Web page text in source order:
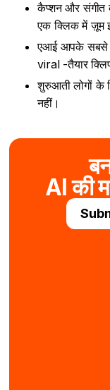
कैप्शन और
एक क्लिक में ज़ूम
एआई आपके सबसे
viral -तैयार
शुरुआती लोगों के
नहीं।
AI की